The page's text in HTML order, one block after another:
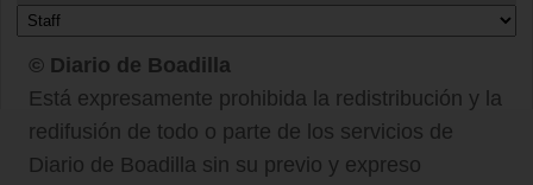
© Diario de Boadilla
Está expresamente prohibida la redistribución y la
redifusión de todo o parte de los servicios de
Diario de Boadilla sin su previo y expreso